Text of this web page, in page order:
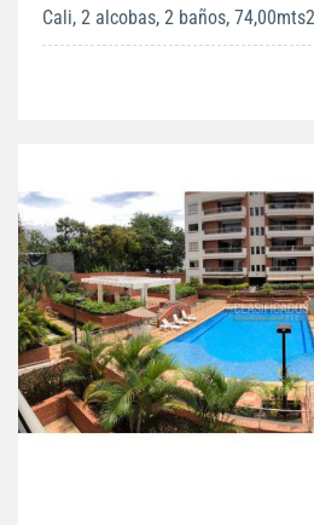
Cali, 2 alcobas, 2 baños, 74,00mts2